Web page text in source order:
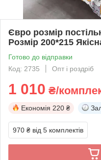
Євро розмір
Розмір 200*215
Готово до відправки
Код: 2735
Опт і роздріб
1 010 ₴/
Економія 220 ₴
970 ₴ від 5 комплектів